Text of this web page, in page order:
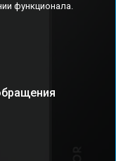
функционала.